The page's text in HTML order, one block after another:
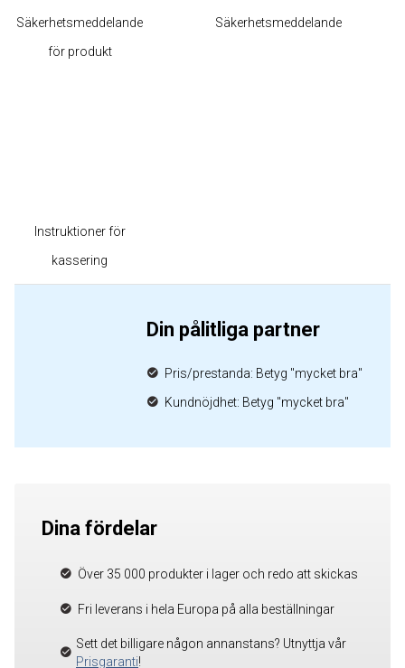
Säkerhetsmeddelande
för produkt
Säkerhetsmeddelande
Instruktioner för
kassering
Din pålitliga partner
Pris/prestanda: Betyg "mycket bra"
Kundnöjdhet: Betyg "mycket bra"
Dina fördelar
Över 35 000 produkter i lager och redo att skickas
Fri leverans i hela Europa på alla beställningar
Sett det billigare någon annanstans? Utnyttja vår
Prisgaranti!